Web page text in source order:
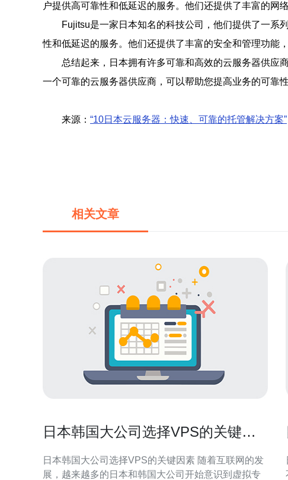
户提供高可靠性和低延迟的服务。他们还提供了丰富的网
Fujitsu是一家日本知名的科技公司，他们提供了一系
性和低延迟的服务。他们还提供了丰富的安全和管理功能
总结起来，日本拥有许多可靠和高效的云服务器供应
一个可靠的云服务器供应商，可以帮助您提高业务的可靠性
来源： “10日本云服务器：快速、可靠的托管解决方案”
相关文章
日本韩国大公司选择VPS的关键因
日本韩国大公司选择VPS的关键因素 随着互联网的发
展，越来越多的日本和韩国大公司开始意识到虚拟专